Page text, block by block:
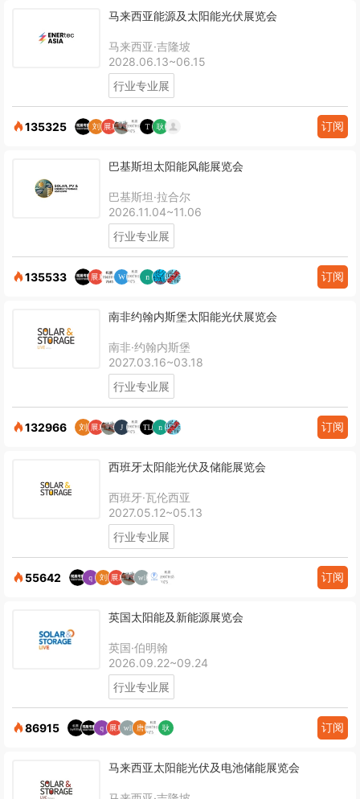
马来西亚能源及太阳能光伏展览会
马来西亚·吉隆坡
2028.06.13~06.15
行业专业展
135325 订阅
巴基斯坦太阳能风能展览会
巴基斯坦·拉合尔
2026.11.04~11.06
行业专业展
135533 订阅
南非约翰内斯堡太阳能光伏展览会
南非·约翰内斯堡
2027.03.16~03.18
行业专业展
132966 订阅
西班牙太阳能光伏及储能展览会
西班牙·瓦伦西亚
2027.05.12~05.13
行业专业展
55642 订阅
英国太阳能及新能源展览会
英国·伯明翰
2026.09.22~09.24
行业专业展
86915 订阅
马来西亚太阳能光伏及电池储能展览会